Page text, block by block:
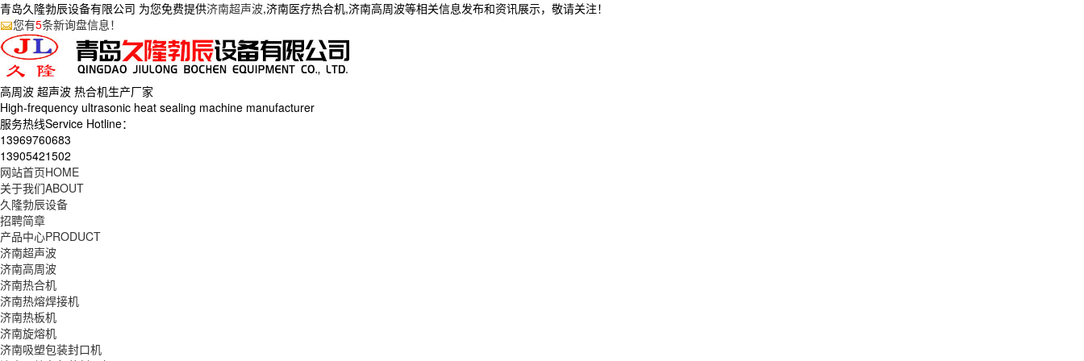
青岛久隆勃辰设备有限公司 为您免费提供济南超声波,济南医疗热合机,济南高周波等相关信息发布和资讯展示，敬请关注！
您有5条新询盘信息！
高周波 超声波 热合机生产厂家
High-frequency ultrasonic heat sealing machine manufacturer
服务热线Service Hotline：
13969760683
13905421502
网站首页HOME
关于我们ABOUT
久隆勃辰设备
招聘简章
产品中心PRODUCT
济南超声波
济南高周波
济南热合机
济南热熔焊接机
济南热板机
济南旋熔机
济南吸塑包装封口机